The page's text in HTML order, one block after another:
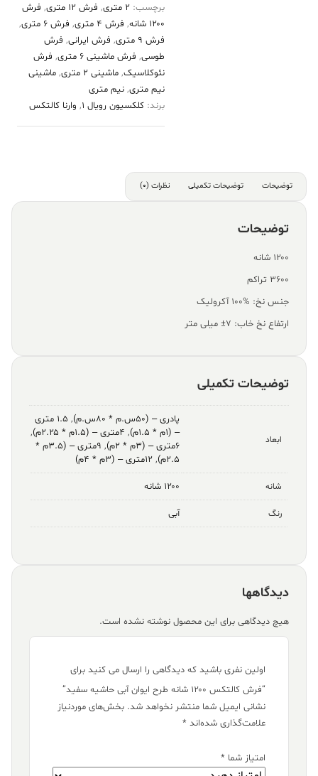
طرح
ایوان
آبی
حاشیه
سفید
برچسب: 2 متری , فرش 12 متری , فرش
۱۲۰۰ شانه
, فرش 4 متری , فرش 6 متری
,
فرش 9 متری
, فرش ایرانی, فرش
طوسی, فرش ماشینی 6 متری , فرش
نئوکلاسیک, ماشینی 2 متری , ماشینی
نیم متری, نیم متری
برند: کلکسیون رویال 1 , وارنا کالتکس
توضیحات توضیحات تکمیلی نظرات (0)
توضیحات
۱۲۰۰ شانه
۳۶۰۰ تراکم
جنس نخ: %100 آکرولیک
ارتفاع نخ خاب: ۷± میلی متر
توضیحات تکمیلی
ابعاد
پادری – (۵۰س.م * ۸۰س.م) ,
۱.۵ متری
– (۱م * ۱.۵م)
, ۴متری – (۱.۵م * ۲.۲۵م)
,
۶متری – (۳م * ۲م)
,
۹متری – (۳.۵م *
۲.۵م)
, ۱۲متری – (۳م * ۴م)
شانه ۱۲۰۰ شانه
رنگ آبی
دیدگاهها
هیچ دیدگاهی برای این محصول نوشته نشده است.
اولین نفری باشید که دیدگاهی را ارسال می کنید برای
“فرش کالتکس ۱۲۰۰ شانه طرح ایوان آبی حاشیه سفید”
نشانی ایمیل شما منتشر نخواهد شد. بخش‌های موردنیاز
علامت‌گذاری شده‌اند *
امتیاز شما *